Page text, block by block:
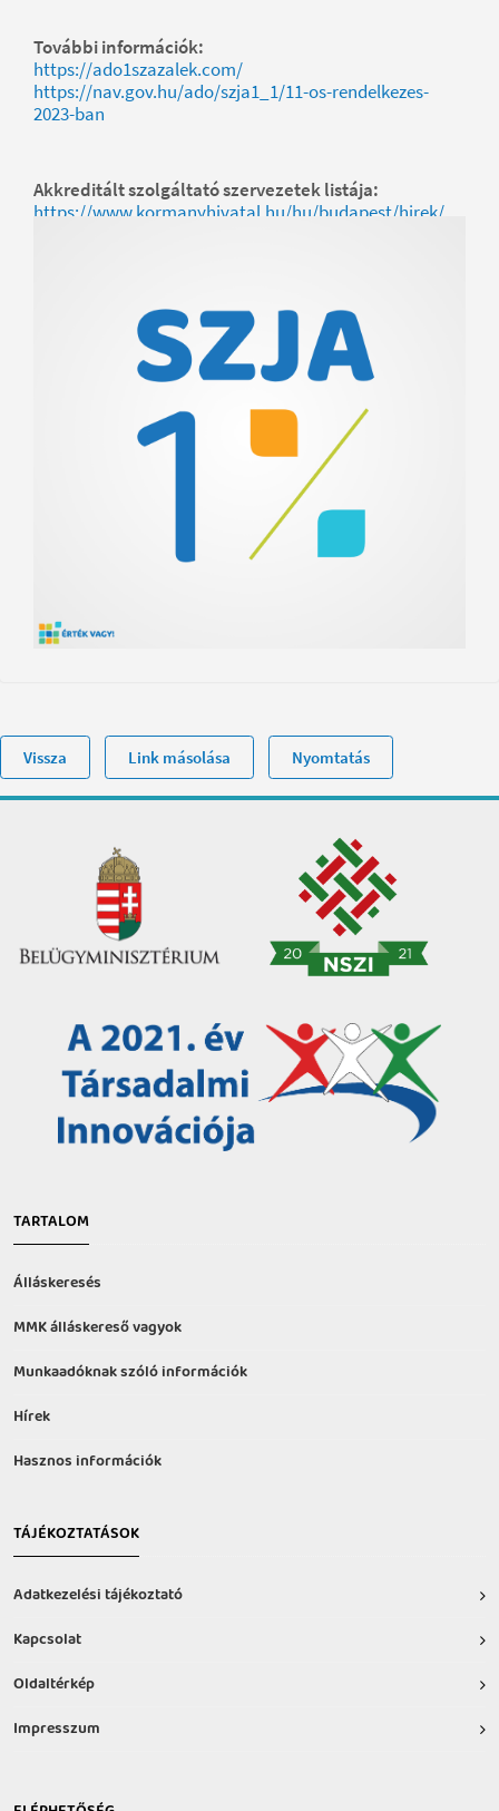
További információk:
https://ado1szazalek.com/
https://nav.gov.hu/ado/szja1_1/11-os-rendelkezes-
2023-ban
Akkreditált szolgáltató szervezetek listája:
https://www.kormanyhivatal.hu/hu/budapest/hirek/
Vissza Link másolása Nyomtatás
TARTALOM
Álláskeresés
MMK álláskereső vagyok
Munkaadóknak szóló információk
Hírek
Hasznos információk
TÁJÉKOZTATÁSOK
Adatkezelési tájékoztató
Kapcsolat
Oldaltérkép
Impresszum